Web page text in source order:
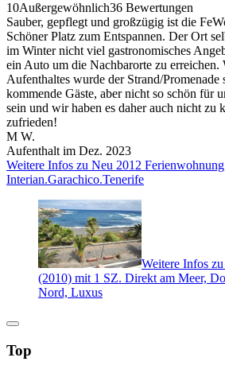
10Außergewöhnlich36 Bewertungen
Sauber, gepflegt und großzügig ist die
Schöner Platz zum Entspannen. Der Ort
im Winter nicht viel gastronomisches
ein Auto um die Nachbarorte zu erreichen.
Aufenthaltes wurde der Strand/Promenade
kommende Gäste, aber nicht so schön für
sein und wir haben es daher auch nicht zu
zufrieden!
M W.
Aufenthalt im Dez. 2023
Weitere Infos zu Neu 2012
Interian.Garachico.Tenerife
Weitere Infos
(2010) mit 1 SZ. Direkt am Meer,
Nord, Luxus
Top